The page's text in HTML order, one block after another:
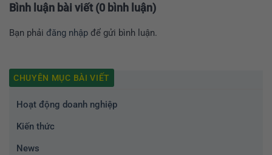
Bình luận bài viết (0 bình luận)
Bạn phải đăng nhập để gửi bình luận.
CHUYÊN MỤC BÀI VIẾT
Hoạt động doanh nghiệp
Kiến thức
News